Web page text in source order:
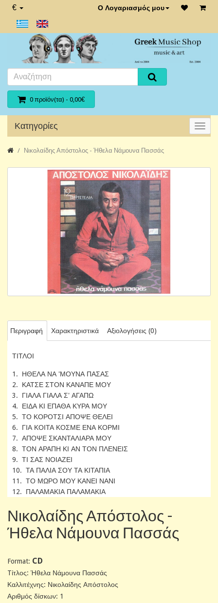
€ Ο Λογαριασμός μου
0 προϊόν(τα) - 0,00€
Κατηγορίες
Νικολαίδης Απόστολος - Ήθελα Νάμουνα Πασσάς
Περιγραφή Χαρακτηριστικά Αξιολογήσεις (0)
ΤΙΤΛΟΙ
1. ΗΘΕΛΑ ΝΑ 'ΜΟΥΝΑ ΠΑΣΑΣ
2. ΚΑΤΣΕ ΣΤΟΝ ΚΑΝΑΠΕ ΜΟΥ
3. ΓΙΑΛΑ ΓΙΑΛΑ Σ' ΑΓΑΠΩ
4. ΕΙΔΑ ΚΙ ΕΠΑΘΑ ΚΥΡΑ ΜΟΥ
5. ΤΟ ΚΟΡΟΤΣΙ ΑΠΟΨΕ ΘΕΛΕΙ
6. ΓΙΑ ΚΟΙΤΑ ΚΟΣΜΕ ΕΝΑ ΚΟΡΜΙ
7. ΑΠΟΨΕ ΣΚΑΝΤΑΛΙΑΡΑ ΜΟΥ
8. ΤΟΝ ΑΡΑΠΗ ΚΙ ΑΝ ΤΟΝ ΠΛΕΝΕΙΣ
9. ΤΙ ΣΑΣ ΝΟΙΑΖΕΙ
10. ΤΑ ΠΑΛΙΑ ΣΟΥ ΤΑ ΚΙΤΑΠΙΑ
11. ΤΟ ΜΩΡΟ ΜΟΥ ΚΑΝΕΙ ΝΑΝΙ
12. ΠΑΛΑΜΑΚΙΑ ΠΑΛΑΜΑΚΙΑ
Νικολαίδης Απόστολος -
Ήθελα Νάμουνα Πασσάς
Format: CD
Tίτλος: Ήθελα Νάμουνα Πασσάς
Καλλιτέχνης: Νικολαίδης Απόστολος
Αριθμός δίσκων: 1